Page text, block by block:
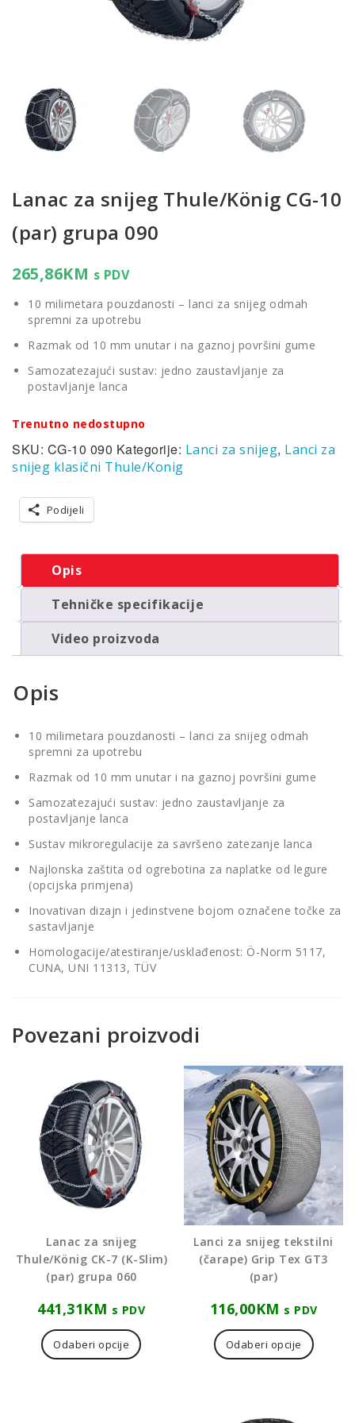
Lanac za snijeg Thule/König CG-10
(par) grupa 090
265,86KM s PDV
10 milimetara pouzdanosti – lanci za snijeg odmah
spremni za upotrebu
Razmak od 10 mm unutar i na gaznoj površini gume
Samozatezajući sustav: jedno zaustavljanje za
postavljanje lanca
Trenutno nedostupno
SKU: CG-10 090 Kategorije: Lanci za snijeg, Lanci za
snijeg klasični Thule/Konig
Podijeli
Opis
Tehničke specifikacije
Video proizvoda
Opis
10 milimetara pouzdanosti – lanci za snijeg odmah
spremni za upotrebu
Razmak od 10 mm unutar i na gaznoj površini gume
Samozatezajući sustav: jedno zaustavljanje za
postavljanje lanca
Sustav mikroregulacije za savršeno zatezanje lanca
Najlonska zaštita od ogrebotina za naplatke od legure
(opcijska primjena)
Inovativan dizajn i jedinstvene bojom označene točke za
sastavljanje
Homologacije/atestiranje/usklađenost: Ö-Norm 5117,
CUNA, UNI 11313, TÜV
Povezani proizvodi
Lanac za snijeg
Thule/König CK-7 (K-Slim)
(par) grupa 060
441,31KM s PDV
Odaberi opcije
Lanci za snijeg tekstilni
(čarape) Grip Tex GT3
(par)
116,00KM s PDV
Odaberi opcije